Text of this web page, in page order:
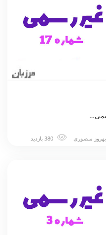
بهروز منصوری